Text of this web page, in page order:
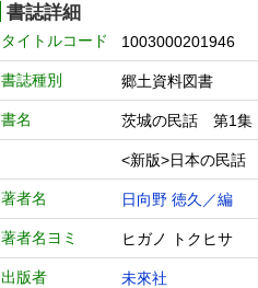
書誌詳細
タイトルコード 1003000201946
書誌種別 郷土資料図書
書名 茨城の民話 第
<新版>日本の民話
著者名 日向野 徳久／編
著者名ヨミ ヒガノ トクヒサ
出版者 未來社